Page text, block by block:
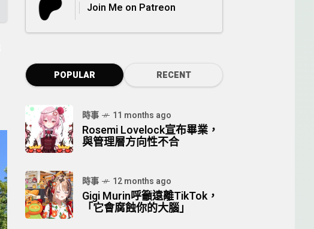
Join Me on Patreon
POPULAR RECENT
時事 11 months ago
Rosemi Lovelock宣布畢業，
與管理層方向性不合
時事 12 months ago
Gigi Murin呼籲遠離TikTok，
「它會腐蝕你的大腦」